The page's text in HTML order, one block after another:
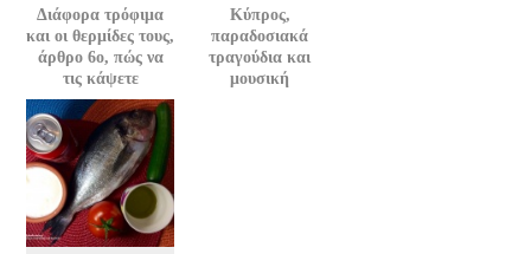
Διάφορα τρόφιμα
και οι θερμίδες τους,
άρθρο 6ο, πώς να
τις κάψετε
Κύπρος,
παραδοσιακά
τραγούδια και
μουσική